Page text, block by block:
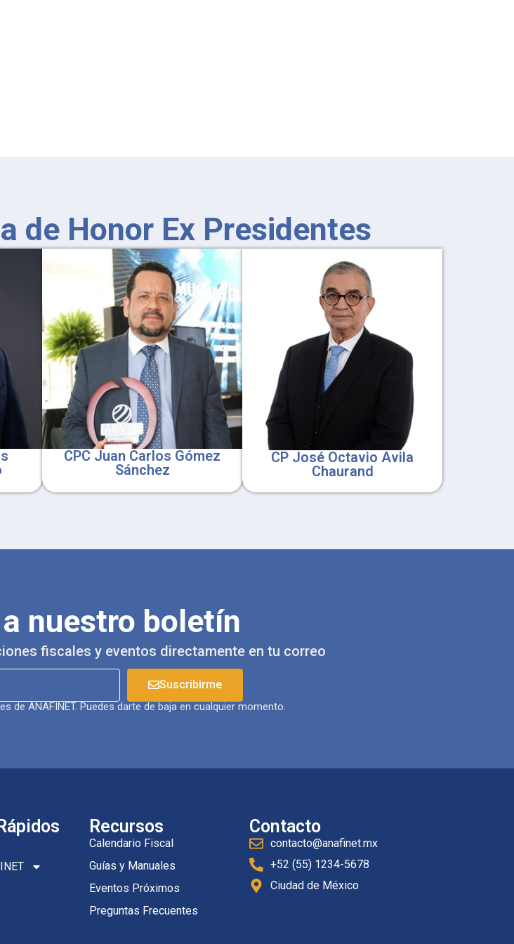
de Honor Ex Presidentes
CPC Juan Carlos Gómez
Sánchez
CP José Octavio Avila
Chaurand
nuestro boletín
fiscales y eventos directamente en tu correo
Suscribirme
de ANAFINET. Puedes darte de baja en cualquier momento.
Recursos
Calendario Fiscal
Guías y Manuales
Eventos Próximos
Preguntas Frecuentes
Contacto
contacto@anafinet.mx
+52 (55) 1234-5678
Ciudad de México